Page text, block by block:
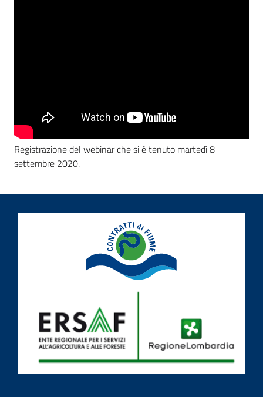
Registrazione del webinar che si è tenuto martedì 8
settembre 2020.
Contratti di fiume
La comunità degli attori della gestione delle acque